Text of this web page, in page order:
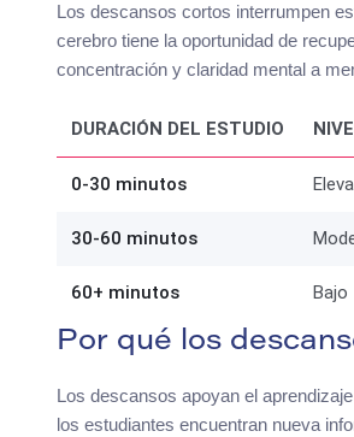
Los descansos cortos interrumpen
cerebro tiene la oportunidad de
concentración y claridad mental a
DURACIÓN DEL ESTUDIO
0-30 minutos
30-60 minutos
60+ minutos Bajo
Por qué los
Los descansos apoyan el
los estudiantes encuentran nueva